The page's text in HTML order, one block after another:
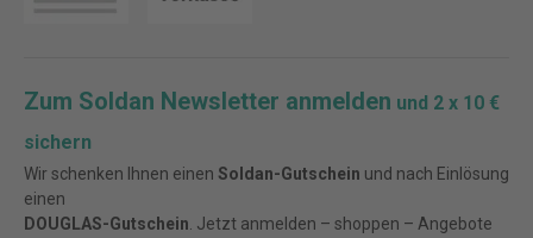
Zum Soldan Newsletter anmelden und 2 x 10 €
sichern
Wir schenken Ihnen einen Soldan-Gutschein und nach Einlösung
einen
DOUGLAS-Gutschein . Jetzt anmelden – shoppen – Angebote